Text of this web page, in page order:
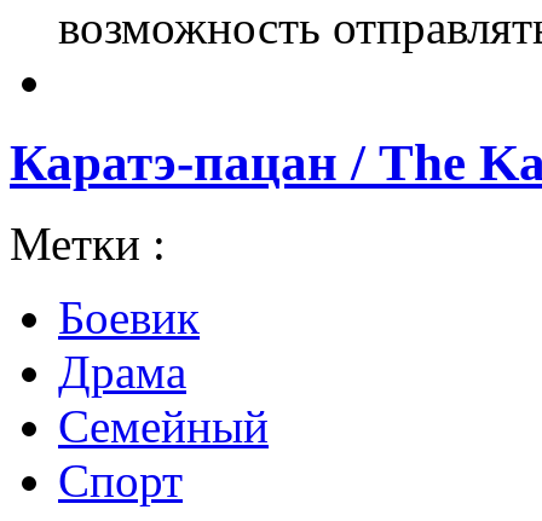
возможность
Каратэ-пацан / The
Метки :
Боевик
Драма
Семейный
Спорт